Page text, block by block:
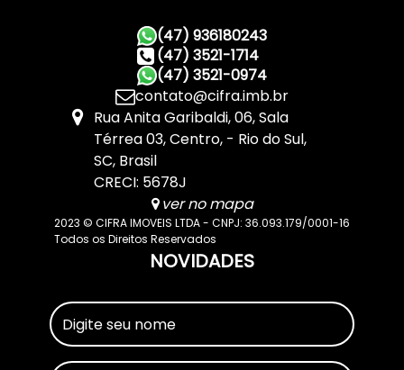
(47) 936180243
(47) 3521-1714
(47) 3521-0974
contato@cifra.imb.br
Rua Anita Garibaldi,06,Sala
Térrea 03,Centro, Rio do Sul,
SC, Brasil
CRECI: 5678J
ver no mapa
2023 © CIFRA IMOVEIS LTDA - CNPJ: 36.093.179/0001-16
Todos os Direitos Reservados
NOVIDADES